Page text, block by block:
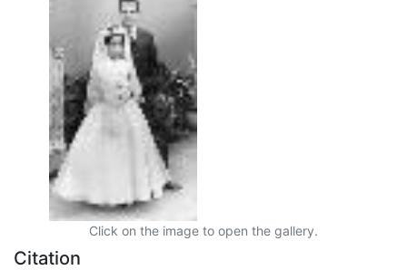
Click on the image to open the gallery.
Citation